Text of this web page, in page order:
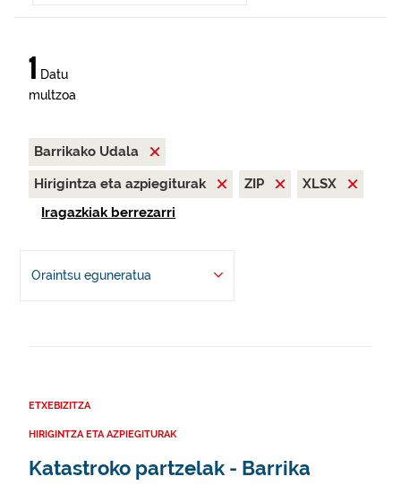
1 Datu
multzoa
Barrikako Udala
Hirigintza eta azpiegiturak
ZIP
XLSX
Iragazkiak berrezarri
Oraintsu eguneratua
ETXEBIZITZA
HIRIGINTZA ETA AZPIEGITURAK
Katastroko partzelak - Barrika